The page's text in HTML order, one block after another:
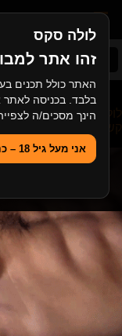
לולה סקס
זהו אתר
הינך מסכים/ה
אני מעל גיל 18 – כניסה
סקס ישראלי
לולה סקס>סקס